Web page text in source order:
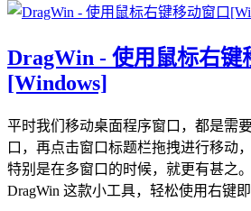
DragWin - 使用鼠标右键
[Windows]
平时我们移动桌面程序窗口，都是需
口，再点击窗口标题栏拖拽进行移动
特别是在多窗口的时候，就更有甚之
DragWin 这款小工具，轻松使用右键